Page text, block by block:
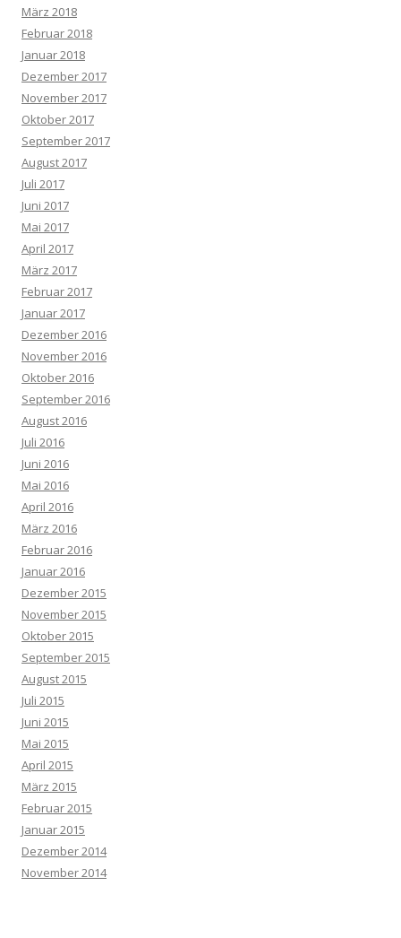
März 2018
Februar 2018
Januar 2018
Dezember 2017
November 2017
Oktober 2017
September 2017
August 2017
Juli 2017
Juni 2017
Mai 2017
April 2017
März 2017
Februar 2017
Januar 2017
Dezember 2016
November 2016
Oktober 2016
September 2016
August 2016
Juli 2016
Juni 2016
Mai 2016
April 2016
März 2016
Februar 2016
Januar 2016
Dezember 2015
November 2015
Oktober 2015
September 2015
August 2015
Juli 2015
Juni 2015
Mai 2015
April 2015
März 2015
Februar 2015
Januar 2015
Dezember 2014
November 2014